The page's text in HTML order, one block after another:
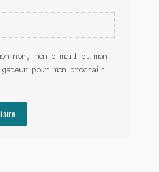
nom, mon e-mail et mon
pour mon prochain